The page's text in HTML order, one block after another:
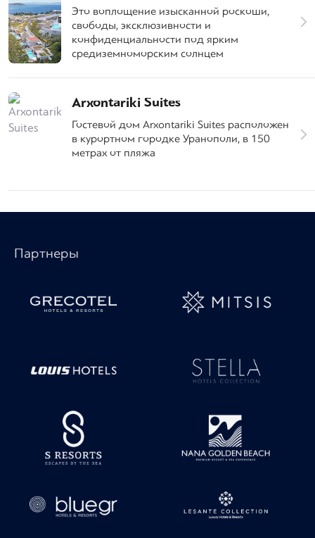
Это воплощение изысканной роскоши,
свободы, эксклюзивности и
конфиденциальности под ярким
средиземноморским солнцем
Arxontariki Suites
Гостевой дом Arxontariki Suites расположен
в курортном городке Уранополи, в 150
метрах от пляжа
Партнеры